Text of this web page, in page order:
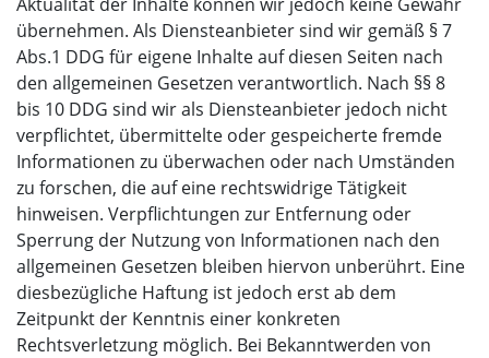
übernehmen. Als Diensteanbieter sind wir gemäß § 7
Abs.1 DDG für eigene Inhalte auf diesen Seiten nach
den allgemeinen Gesetzen verantwortlich. Nach §§ 8
bis 10 DDG sind wir als Diensteanbieter jedoch nicht
verpflichtet, übermittelte oder gespeicherte fremde
Informationen zu überwachen oder nach Umständen
zu forschen, die auf eine rechtswidrige Tätigkeit
hinweisen. Verpflichtungen zur Entfernung oder
Sperrung der Nutzung von Informationen nach den
allgemeinen Gesetzen bleiben hiervon unberührt. Eine
diesbezügliche Haftung ist jedoch erst ab dem
Zeitpunkt der Kenntnis einer konkreten
Rechtsverletzung möglich. Bei Bekanntwerden von